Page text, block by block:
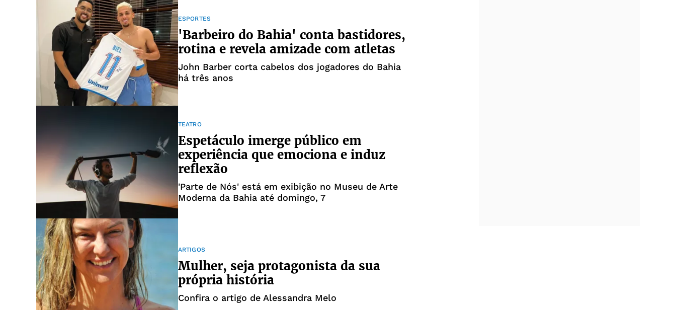
ESPORTES
'Barbeiro do Bahia' conta bastidores,
rotina e revela amizade com atletas
John Barber corta cabelos dos jogadores do Bahia
há três anos
TEATRO
Espetáculo imerge público em
experiência que emociona e induz
reflexão
'Parte de Nós' está em exibição no Museu de Arte
Moderna da Bahia até domingo, 7
ARTIGOS
Mulher, seja protagonista da sua
própria história
Confira o artigo de Alessandra Melo